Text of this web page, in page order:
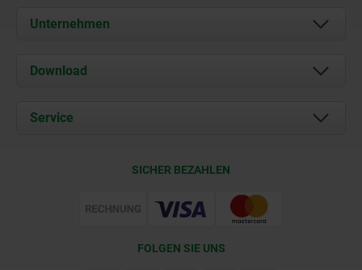
Unternehmen
Über uns
Kontakt
Download
Dokumente
Service
SICHER BEZAHLEN
FOLGEN SIE UNS